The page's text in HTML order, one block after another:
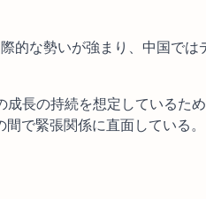
的な勢いが強まり、中国では
長の持続を想定しているた
で緊張関係に直面している。